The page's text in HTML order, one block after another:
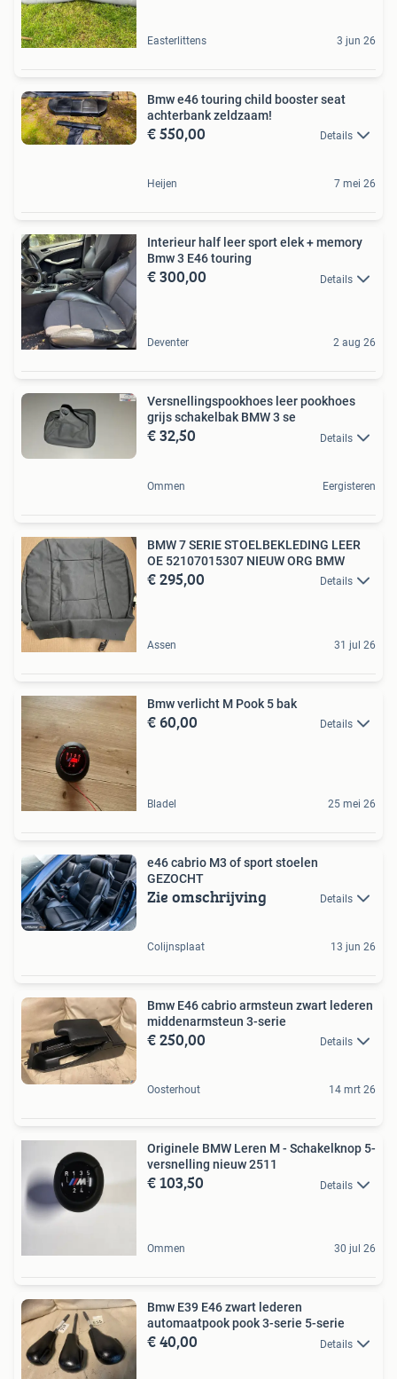
Easterlittens 3 jun 26
Bmw e46 touring child booster seat
achterbank zeldzaam!
€ 550,00 Details
Heijen 7 mei 26
Interieur half leer sport elek + memory
Bmw 3 E46 touring
€ 300,00 Details
Deventer 2 aug 26
Versnellingspookhoes leer pookhoes
grijs schakelbak BMW 3 se
€ 32,50 Details
Ommen Eergisteren
BMW 7 SERIE STOELBEKLEDING LEER
OE 52107015307 NIEUW ORG BMW
€ 295,00 Details
Assen 31 jul 26
Bmw verlicht M Pook 5 bak
€ 60,00 Details
Bladel 25 mei 26
e46 cabrio M3 of sport stoelen
GEZOCHT
Zie omschrijving Details
Colijnsplaat 13 jun 26
Bmw E46 cabrio armsteun zwart lederen
middenarmsteun 3-serie
€ 250,00 Details
Oosterhout 14 mrt 26
Originele BMW Leren M - Schakelknop 5-
versnelling nieuw 2511
€ 103,50 Details
Ommen 30 jul 26
Bmw E39 E46 zwart lederen
automaatpook pook 3-serie 5-serie
€ 40,00 Details